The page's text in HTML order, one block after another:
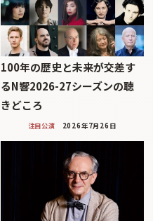
100年の歴史と未来が交差す
るN響2026-27シーズンの聴
きどころ
注目公演 2026年7月26日